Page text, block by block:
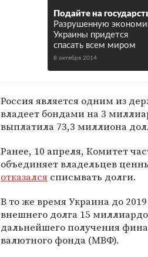
Подайте на
Разрушенную
Украины придется
спасать всем миром
8 октября 2014
Россия является одним из
владеет бондами на 3
выплатила 73,3 миллиона
Ранее, 10 апреля, Комитет
объединяет владельцев
отказался списывать долги.
В то же время Украина до
внешнего долга 15
дальнейшего получения
валютного фонда (МВФ).